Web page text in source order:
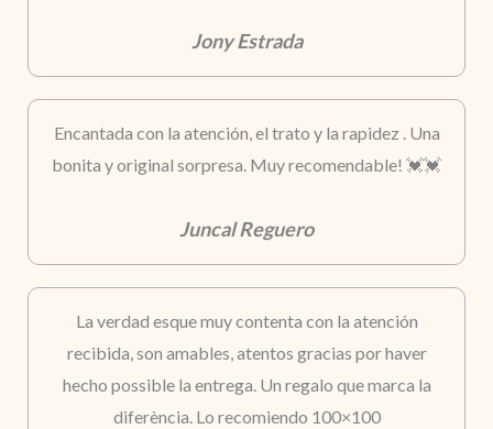
Jony Estrada
Encantada con la atención, el trato y la rapidez . Una
bonita y original sorpresa. Muy recomendable! 💓💓
Juncal Reguero
La verdad esque muy contenta con la atención
recibida, son amables, atentos gracias por haver
hecho possible la entrega. Un regalo que marca la
diferència. Lo recomiendo 100×100